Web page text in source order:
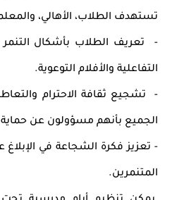
تستهدف الطلاب، الأهالي،
- تعريف الطلاب بأشكال
التفاعلية والأفلام التوعوية.
- تشجيع ثقافة الاحترام
الجميع بأنهم مسؤولون عن
- تعزيز فكرة الشجاعة في
المتنمرين.